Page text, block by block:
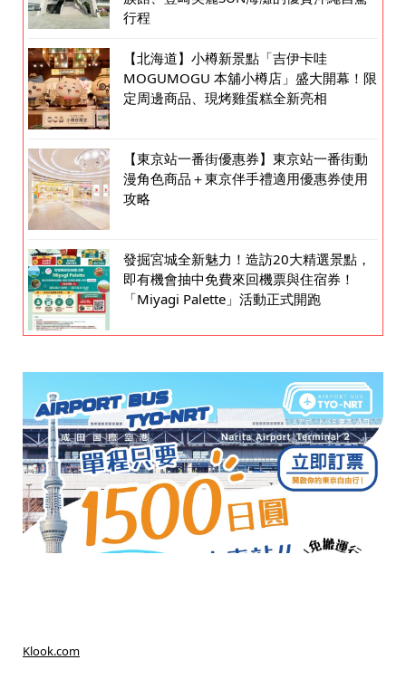
行程
【北海道】小樽新景點「吉伊卡哇
MOGUMOGU 本舖小樽店」盛大開幕！限
定周邊商品、現烤雞蛋糕全新亮相
【東京站一番街優惠券】東京站一番街動
漫角色商品＋東京伴手禮適用優惠券使用
攻略
發掘宮城全新魅力！造訪20大精選景點，
即有機會抽中免費來回機票與住宿券！
「Miyagi Palette」活動正式開跑
Klook.com